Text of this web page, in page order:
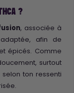
?
, associée à
adaptée, afin de
épicés. Comme
surtout
ton ressenti